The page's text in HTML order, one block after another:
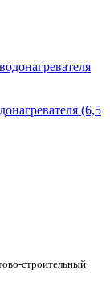
(6,5
строительный